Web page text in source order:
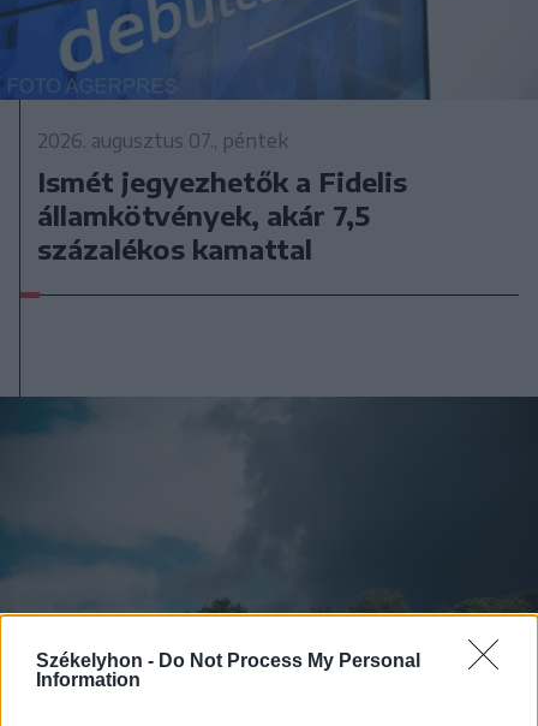
Székelyhon - Do Not Process My Personal
Information
2026. augusztus 07., péntek
Ismét jegyezhetők a Fidelis
államkötvények, akár 7,5
százalékos kamattal